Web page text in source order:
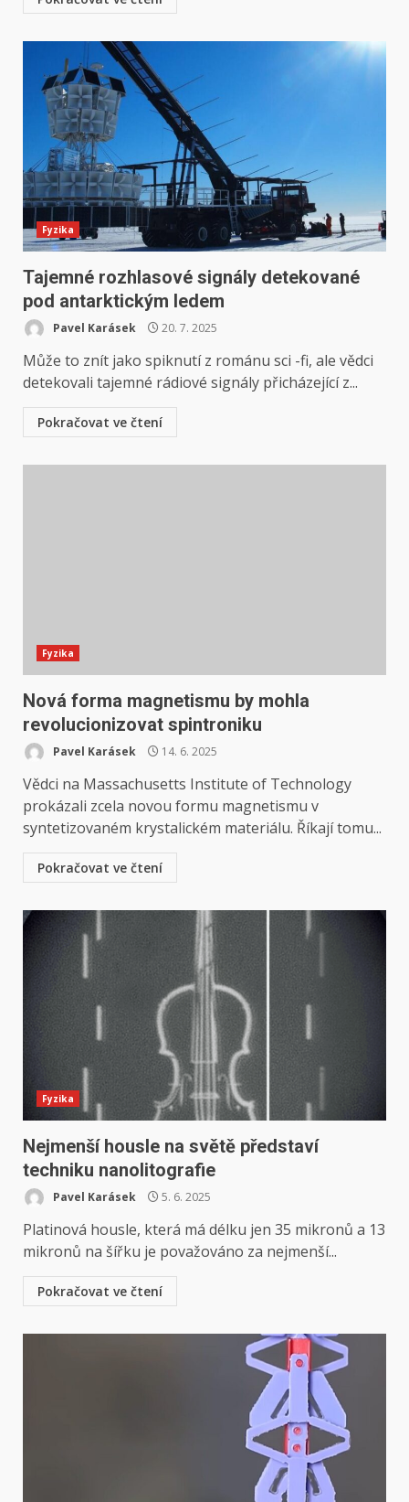
Fyzika
Tajemné rozhlasové signály detekované
pod antarktickým ledem
Pavel Karásek 20. 7. 2025
Může to znít jako spiknutí z románu sci -fi, ale vědci
detekovali tajemné rádiové signály přicházející z...
Pokračovat ve čtení
Fyzika
Nová forma magnetismu by mohla
revolucionizovat spintroniku
Pavel Karásek 14. 6. 2025
Vědci na Massachusetts Institute of Technology
prokázali zcela novou formu magnetismu v
syntetizovaném krystalickém materiálu. Říkají tomu...
Pokračovat ve čtení
Fyzika
Nejmenší housle na světě představí
techniku ​​nanolitografie
Pavel Karásek 5. 6. 2025
Platinová housle, která má délku jen 35 mikronů a 13
mikronů na šířku je považováno za nejmenší...
Pokračovat ve čtení